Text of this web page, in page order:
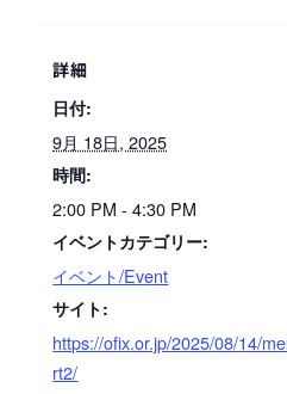
詳細
日付:
9月 18日, 2025
時間:
2:00 PM - 4:30 PM
イベントカテゴリー:
イベント/Event
サイト:
https://ofix.or.jp/2025/08/14/
rt2/